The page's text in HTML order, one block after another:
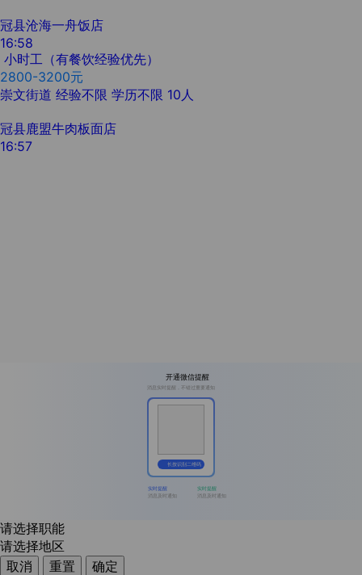
冠县沧海一舟饭店
16:58
小时工（有餐饮经验优先）
2800-3200元
崇文街道 经验不限 学历不限 10人
冠县鹿盟牛肉板面店
16:57
开通微信提醒
消息实时提醒，不错过重要通知
长按识别二维码
实时提醒
消息及时通知
实时提醒
消息及时通知
请选择职能
请选择地区
取消
重置 确定